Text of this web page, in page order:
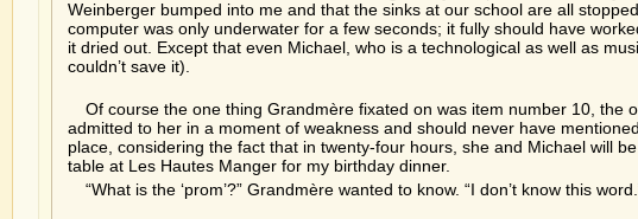
Weinberger bumped into me and that the sinks at our school are all
computer was only underwater for a few seconds; it fully should have
it dried out. Except that even Michael, who is a technological as well as
couldn’t save it).
Of course the one thing Grandmère fixated on was item number 10, the
admitted to her in a moment of weakness and should never have
place, considering the fact that in twenty-four hours, she and Michael will
table at Les Hautes Manger for my birthday dinner.
“What is the ‘prom’?” Grandmère wanted to know. “I don’t know this